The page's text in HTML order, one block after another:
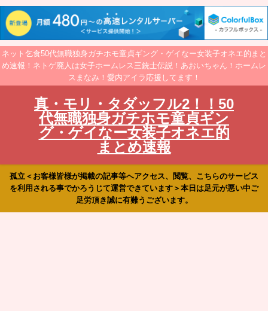
ネット乞食50代無職独身ガチホモ童貞ギング・ゲイなー女装子オネエ的まと
め速報！ネトゲ廃人は女子ホームレス三銃士伝説！あおいちゃん！ホームレ
スまなみ！愛内アイラ応援してます！
真・モリ・タダッフル2！！50
代無職独身ガチホモ童貞ギン
グ・ゲイなー女装子オネエ的
まとめ速報
孤立＜お客様皆様が掲載の記事等へアクセス、閲覧、こちらのサービス
を利用される事でかろうじて運営できています＞本日は足元が悪い中ご
足労頂き誠に有難うございます。